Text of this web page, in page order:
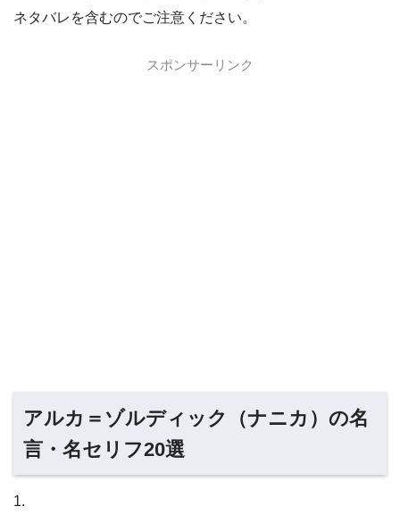
ネタバレを含むのでご注意ください。
スポンサーリンク
アルカ＝ゾルディック（ナニカ）の名
言・名セリフ20選
1.